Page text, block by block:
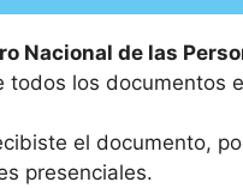
Nacional de las
todos los documentos
el documento,
presenciales.